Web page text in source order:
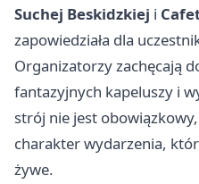
Suchej Beskidzkiej i
zapowiedziała dla
Organizatorzy zachęcają
fantazyjnych kapeluszy i
strój nie jest
charakter wydarzenia,
żywe.